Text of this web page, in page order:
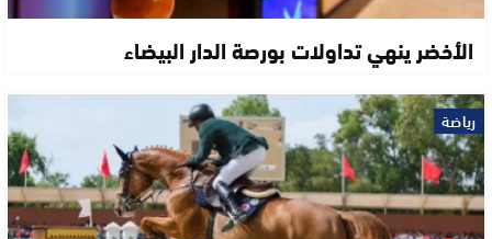
الأخضر ينهي تداولات بورصة الدار البيضاء
رياضة